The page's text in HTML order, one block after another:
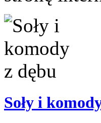
Soły i